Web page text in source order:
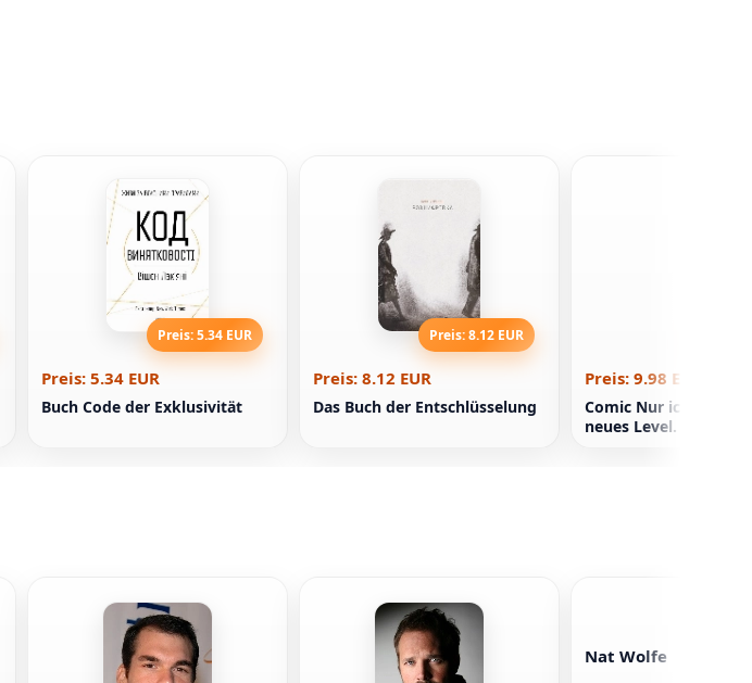
Preis: 5.34 EUR
Preis: 5.34 EUR
Buch Code der Exklusivität
Preis: 8.12 EUR
Preis: 8.12 EUR
Das Buch der Entschlüsselung
Preis: 9.98 EUR
Comic Nur ich nehme
neues Level. Band 2
Nat Wolfe